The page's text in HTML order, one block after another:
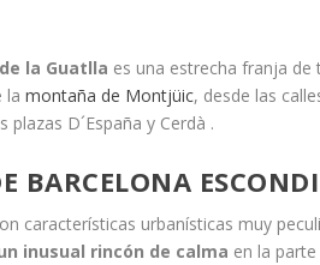
la Guatlla es una estrecha franja de
lamontaña de Montjüic, desde las
D´España y Cerdà .
BARCELONA
características urbanísticas muy
inusual rincón de calma en la